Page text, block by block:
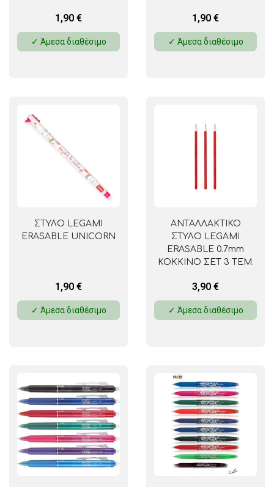
1,90 €
✓ Άμεσα διαθέσιμο
1,90 €
✓ Άμεσα διαθέσιμο
ΣΤΥΛΟ LEGAMI
ERASABLE UNICORN
1,90 €
✓ Άμεσα διαθέσιμο
ΑΝΤΑΛΛΑΚΤΙΚΟ
ΣΤΥΛΟ LEGAMI
ERASABLE 0.7mm
ΚΟΚΚΙΝΟ ΣΕΤ 3 ΤΕΜ.
3,90 €
✓ Άμεσα διαθέσιμο